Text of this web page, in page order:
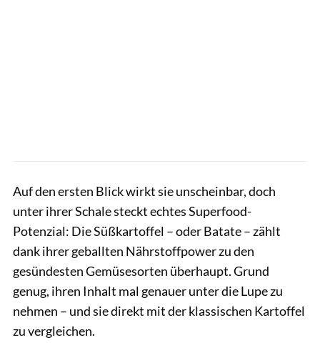
Auf den ersten Blick wirkt sie unscheinbar, doch
unter ihrer Schale steckt echtes Superfood-
Potenzial: Die Süßkartoffel – oder Batate – zählt
dank ihrer geballten Nährstoffpower zu den
gesündesten Gemüsesorten überhaupt. Grund
genug, ihren Inhalt mal genauer unter die Lupe zu
nehmen – und sie direkt mit der klassischen Kartoffel
zu vergleichen.